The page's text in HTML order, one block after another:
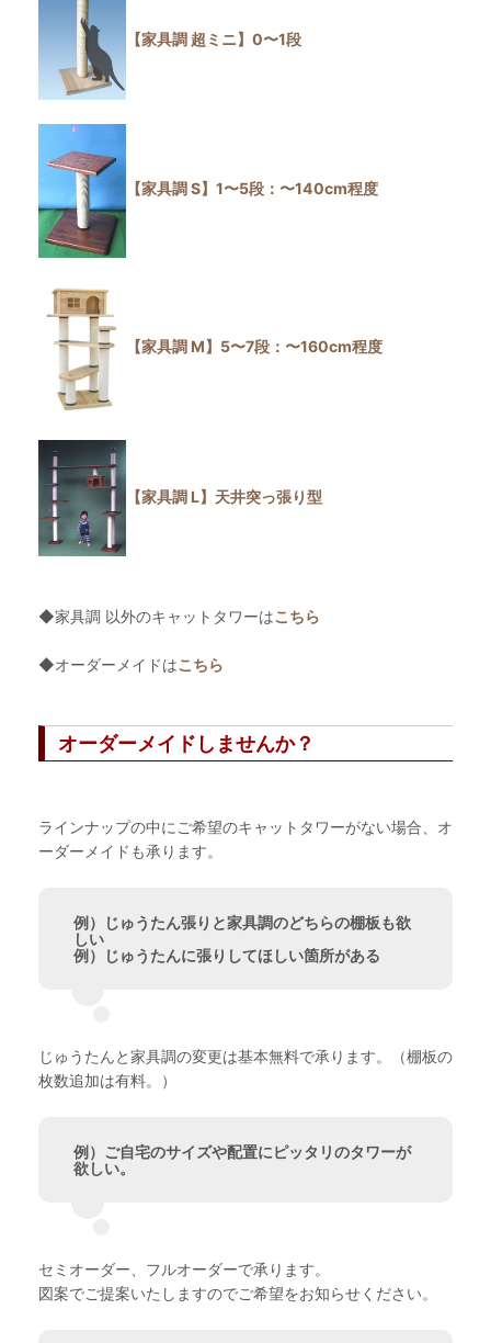
【家具調 超ミニ】0〜1段
【家具調 S】1〜5段：〜140cm程度
【家具調 M】5〜7段：〜160cm程度
【家具調 L】天井突っ張り型
◆家具調 以外のキャットタワーはこちら
◆オーダーメイドはこちら
オーダーメイドしませんか？
ラインナップの中にご希望のキャットタワーがない場合、オ
ーダーメイドも承ります。
例）じゅうたん張りと家具調のどちらの棚板も欲
しい
例）じゅうたんに張りしてほしい箇所がある
じゅうたんと家具調の変更は基本無料で承ります。（棚板の
枚数追加は有料。）
例）ご自宅のサイズや配置にピッタリのタワーが
欲しい。
セミオーダー、フルオーダーで承ります。
図案でご提案いたしますのでご希望をお知らせください。